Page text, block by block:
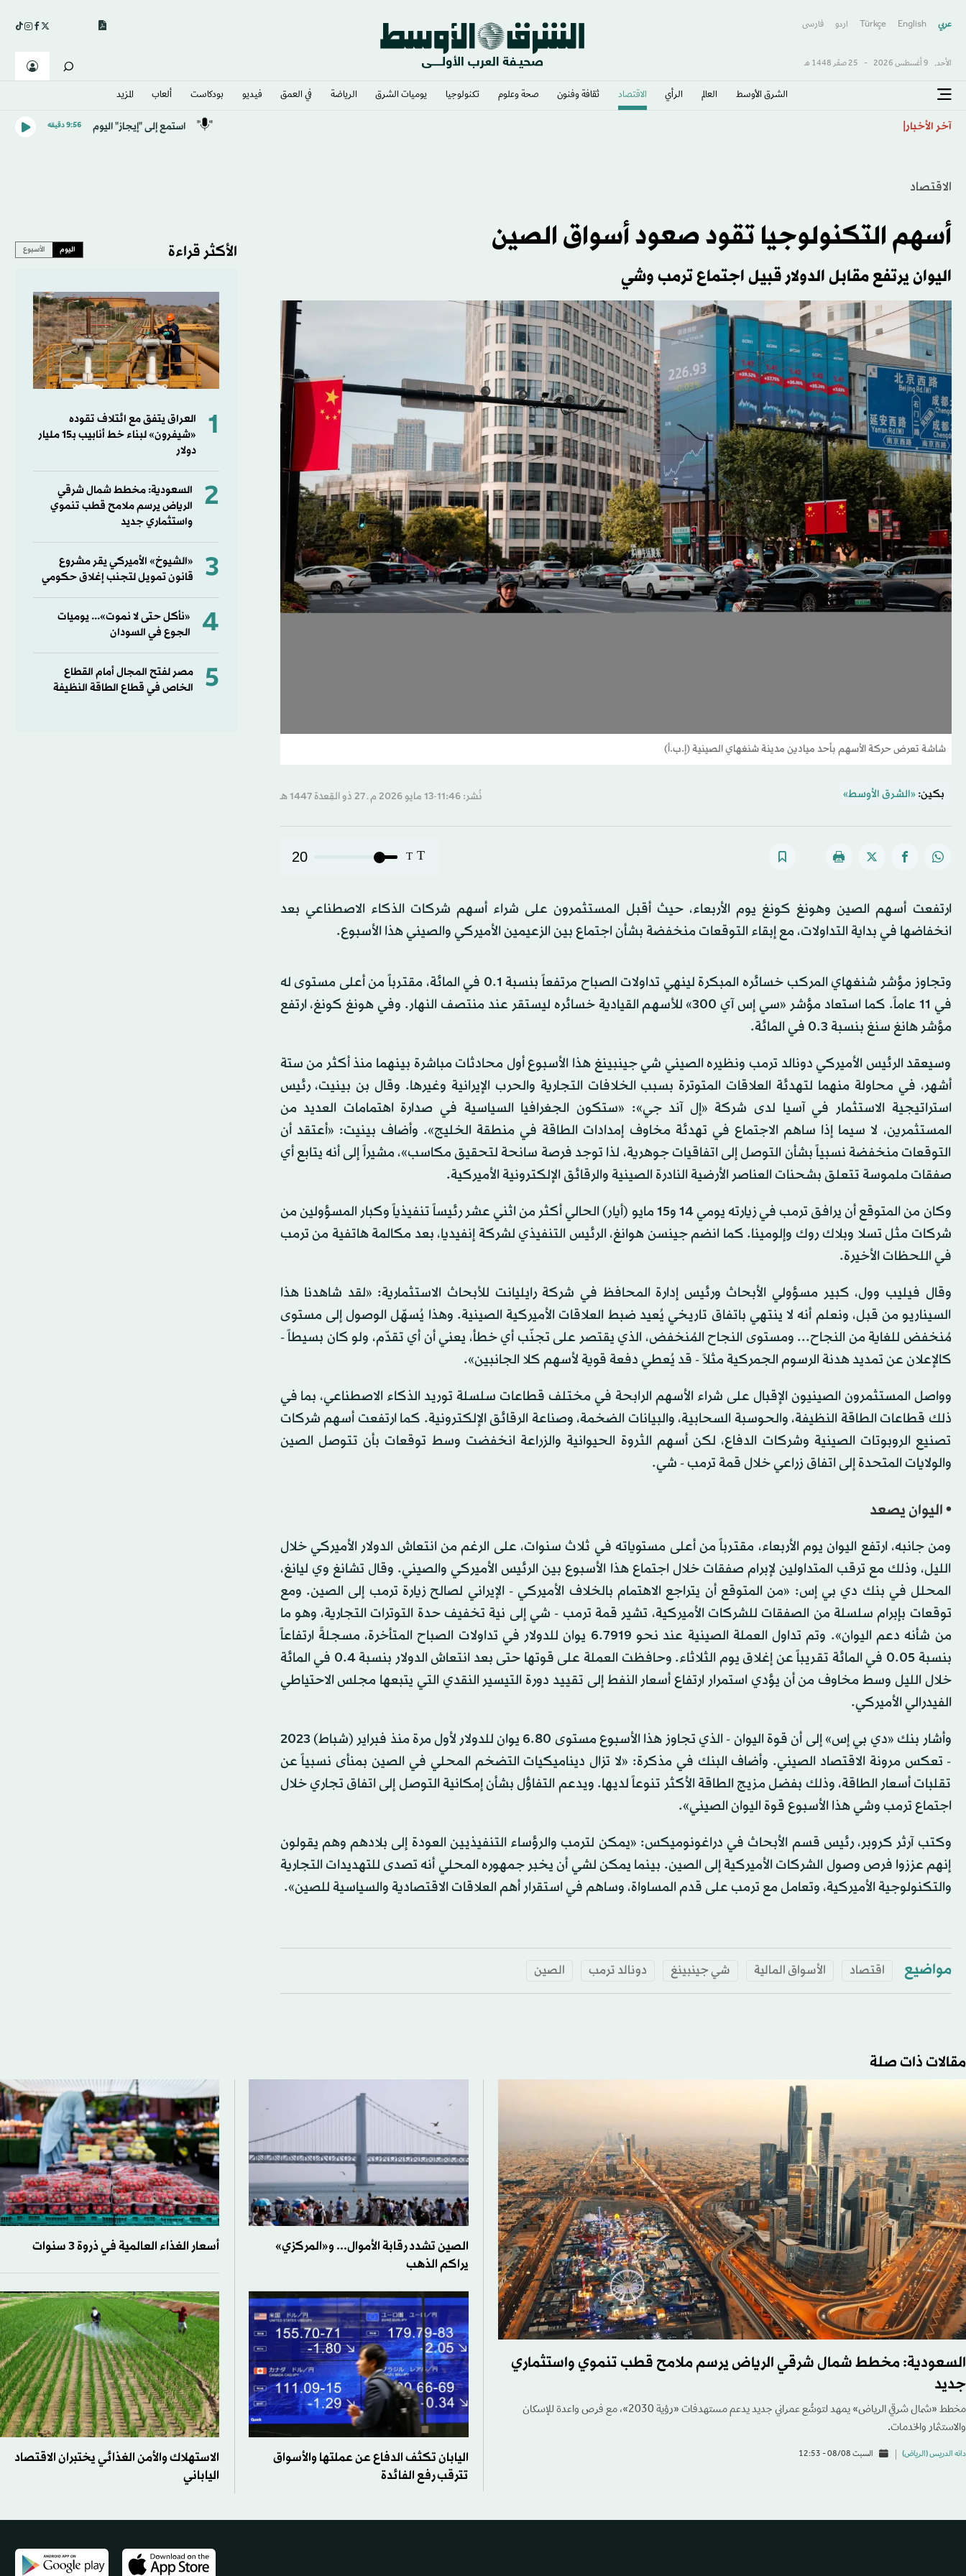
عربي English
Türkçe اردو فارسى
الأحد, 9 أغسطس 2026 - 25 صفَر 1448 هـ
الشرق الأوسط​ العالم الرأي الاقتصاد ثقافة وفنون صحة وعلوم تكنولوجيا يوميات الشرق​ الرياضة في العمق فيديو بودكاست ألعاب المزيد
آخر الأخبار استمع إلى "إيجاز" اليوم 9:56 دقيقه
الاقتصاد
أسهم التكنولوجيا تقود صعود أسواق الصين
اليوان يرتفع مقابل الدولار قبيل اجتماع ترمب وشي
شاشة تعرض حركة الأسهم بأحد ميادين مدينة شنغهاي الصينية (إ.ب.أ)
بكين: «الشرق الأوسط» نُشر: 11:46-13 مايو 2026 م ـ 27 ذو القِعدة 1447 هـ
T
T
20
ارتفعت أسهم الصين وهونغ كونغ يوم الأربعاء، حيث أقبل المستثمرون على شراء أسهم شركات الذكاء الاصطناعي بعد
انخفاضها في بداية التداولات، مع إبقاء التوقعات منخفضة بشأن اجتماع بين الزعيمين الأميركي والصيني هذا الأسبوع.
وتجاوز مؤشر شنغهاي المركب خسائره المبكرة لينهي تداولات الصباح مرتفعاً بنسبة 0.1 في المائة، مقترباً من أعلى مستوى له
في 11 عاماً. كما استعاد مؤشر «سي إس آي 300» للأسهم القيادية خسائره ليستقر عند منتصف النهار. وفي هونغ كونغ، ارتفع
مؤشر هانغ سنغ بنسبة 0.3 في المائة.
وسيعقد الرئيس الأميركي دونالد ترمب ونظيره الصيني شي جينبينغ هذا الأسبوع أول محادثات مباشرة بينهما منذ أكثر من ستة
أشهر، في محاولة منهما لتهدئة العلاقات المتوترة بسبب الخلافات التجارية والحرب الإيرانية وغيرها. وقال بن بينيت، رئيس
استراتيجية الاستثمار في آسيا لدى شركة «إل آند جي»: «ستكون الجغرافيا السياسية في صدارة اهتمامات العديد من
المستثمرين، لا سيما إذا ساهم الاجتماع في تهدئة مخاوف إمدادات الطاقة في منطقة الخليج». وأضاف بينيت: «أعتقد أن
التوقعات منخفضة نسبياً بشأن التوصل إلى اتفاقيات جوهرية، لذا توجد فرصة سانحة لتحقيق مكاسب»، مشيراً إلى أنه يتابع أي
صفقات ملموسة تتعلق بشحنات العناصر الأرضية النادرة الصينية والرقائق الإلكترونية الأميركية.
وكان من المتوقع أن يرافق ترمب في زيارته يومي 14 و15 مايو (أيار) الحالي أكثر من اثني عشر رئيساً تنفيذياً وكبار المسؤولين من
شركات مثل تسلا وبلاك روك وإلومينا. كما انضم جينسن هوانغ، الرئيس التنفيذي لشركة إنفيديا، بعد مكالمة هاتفية من ترمب
في اللحظات الأخيرة.
وقال فيليب وول، كبير مسؤولي الأبحاث ورئيس إدارة المحافظ في شركة رايليانت للأبحاث الاستثمارية: «لقد شاهدنا هذا
السيناريو من قبل، ونعلم أنه لا ينتهي باتفاق تاريخي يُعيد ضبط العلاقات الأميركية الصينية. وهذا يُسهّل الوصول إلى مستوى
مُنخفض للغاية من النجاح... ومستوى النجاح المُنخفض، الذي يقتصر على تجنّب أي خطأ، يعني أن أي تقدّم، ولو كان بسيطاً -
كالإعلان عن تمديد هدنة الرسوم الجمركية مثلاً - قد يُعطي دفعة قوية لأسهم كلا الجانبين».
وواصل المستثمرون الصينيون الإقبال على شراء الأسهم الرابحة في مختلف قطاعات سلسلة توريد الذكاء الاصطناعي، بما في
ذلك قطاعات الطاقة النظيفة، والحوسبة السحابية، والبيانات الضخمة، وصناعة الرقائق الإلكترونية. كما ارتفعت أسهم شركات
تصنيع الروبوتات الصينية وشركات الدفاع، لكن أسهم الثروة الحيوانية والزراعة انخفضت وسط توقعات بأن تتوصل الصين
والولايات المتحدة إلى اتفاق زراعي خلال قمة ترمب - شي.
• اليوان يصعد
ومن جانبه، ارتفع اليوان يوم الأربعاء، مقترباً من أعلى مستوياته في ثلاث سنوات، على الرغم من انتعاش الدولار الأميركي خلال
الليل، وذلك مع ترقب المتداولين لإبرام صفقات خلال اجتماع هذا الأسبوع بين الرئيس الأميركي والصيني. وقال تشانغ وي ليانغ،
المحلل في بنك دي بي إس: «من المتوقع أن يتراجع الاهتمام بالخلاف الأميركي - الإيراني لصالح زيارة ترمب إلى الصين. ومع
توقعات بإبرام سلسلة من الصفقات للشركات الأميركية، تشير قمة ترمب - شي إلى نية تخفيف حدة التوترات التجارية، وهو ما
من شأنه دعم اليوان». وتم تداول العملة الصينية عند نحو 6.7919 يوان للدولار في تداولات الصباح المتأخرة، مسجلةً ارتفاعاً
بنسبة 0.05 في المائة تقريباً عن إغلاق يوم الثلاثاء. وحافظت العملة على قوتها حتى بعد انتعاش الدولار بنسبة 0.4 في المائة
خلال الليل وسط مخاوف من أن يؤدي استمرار ارتفاع أسعار النفط إلى تقييد دورة التيسير النقدي التي يتبعها مجلس الاحتياطي
الفيدرالي الأميركي.
وأشار بنك «دي بي إس» إلى أن قوة اليوان - الذي تجاوز هذا الأسبوع مستوى 6.80 يوان للدولار لأول مرة منذ فبراير (شباط) 2023
- تعكس مرونة الاقتصاد الصيني. وأضاف البنك في مذكرة: «لا تزال ديناميكيات التضخم المحلي في الصين بمنأى نسبياً عن
تقلبات أسعار الطاقة، وذلك بفضل مزيج الطاقة الأكثر تنوعاً لديها. ويدعم التفاؤل بشأن إمكانية التوصل إلى اتفاق تجاري خلال
اجتماع ترمب وشي هذا الأسبوع قوة اليوان الصيني».
وكتب آرثر كروبر، رئيس قسم الأبحاث في دراغونوميكس: «يمكن لترمب والرؤساء التنفيذيين العودة إلى بلادهم وهم يقولون
إنهم عززوا فرص وصول الشركات الأميركية إلى الصين. بينما يمكن لشي أن يخبر جمهوره المحلي أنه تصدى للتهديدات التجارية
والتكنولوجية الأميركية، وتعامل مع ترمب على قدم المساواة، وساهم في استقرار أهم العلاقات الاقتصادية والسياسية للصين».
مواضيع اقتصاد الأسواق المالية شي جينبينغ دونالد ترمب الصين
الأكثر قراءة اليوم الأسبوع
1
العراق يتفق مع ائتلاف تقوده
«شيفرون» لبناء خط أنابيب بـ15 مليار
دولار
2
السعودية: مخطط شمال شرقي
الرياض يرسم ملامح قطب تنموي
واستثماري جديد
3
«الشيوخ» الأميركي يقر مشروع
قانون تمويل لتجنب إغلاق حكومي
4
«نأكل حتى لا نموت»... يوميات
الجوع في السودان
5
مصر لفتح المجال أمام القطاع
الخاص في قطاع الطاقة النظيفة
مقالات ذات صلة
السعودية: مخطط شمال شرقي الرياض يرسم ملامح قطب تنموي واستثماري
جديد
مخطط «شمال شرقي الرياض» يمهد لتوسُّع عمراني جديد يدعم مستهدفات «رؤية 2030»، مع فرص واعدة للإسكان
والاستثمار والخدمات.
دانه الدريس (الرياض) السبت 08/08 - 12:53
الصين تشدد رقابة الأموال... و«المركزي»
يراكم الذهب
أسعار الغذاء العالمية في ذروة 3 سنوات
اليابان تكثف الدفاع عن عملتها والأسواق
تترقب رفع الفائدة
الاستهلاك والأمن الغذائي يختبران الاقتصاد
الياباني